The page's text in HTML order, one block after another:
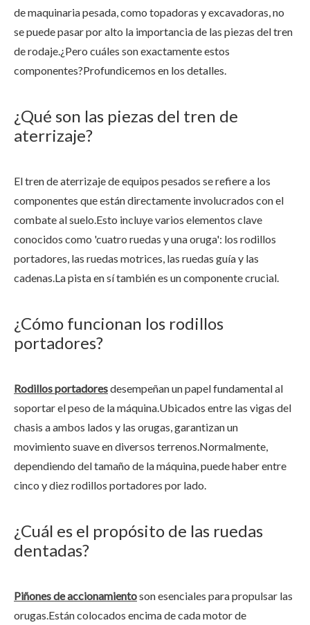
de maquinaria pesada, como topadoras y excavadoras, no
se puede pasar por alto la importancia de las piezas del tren
de rodaje.¿Pero cuáles son exactamente estos
componentes?Profundicemos en los detalles.
¿Qué son las piezas del tren de
aterrizaje?
El tren de aterrizaje de equipos pesados ​​se refiere a los
componentes que están directamente involucrados con el
combate al suelo.Esto incluye varios elementos clave
conocidos como 'cuatro ruedas y una oruga': los rodillos
portadores, las ruedas motrices, las ruedas guía y las
cadenas.La pista en sí también es un componente crucial.
¿Cómo funcionan los rodillos
portadores?
Rodillos portadoresdesempeñan un papel fundamental al
soportar el peso de la máquina.Ubicados entre las vigas del
chasis a ambos lados y las orugas, garantizan un
movimiento suave en diversos terrenos.Normalmente,
dependiendo del tamaño de la máquina, puede haber entre
cinco y diez rodillos portadores por lado.
¿Cuál es el propósito de las ruedas
dentadas?
Piñones de accionamientoson esenciales para propulsar las
orugas.Están colocados encima de cada motor de